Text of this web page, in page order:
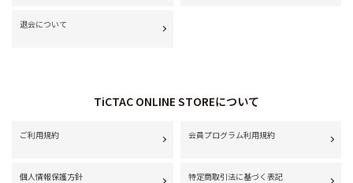
退会について
TiCTAC ONLINE STOREについて
ご利用規約 会員プログラム利用規約
個人情報保護方針 特定商取引法に基づく表記